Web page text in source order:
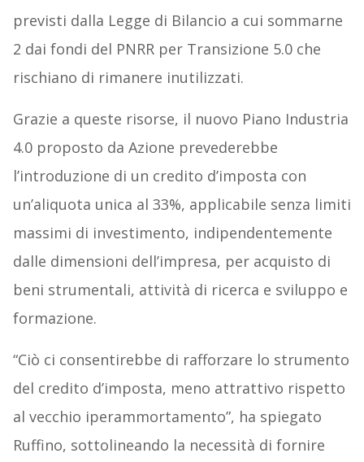
previsti dalla Legge di Bilancio a cui sommarne
2 dai fondi del PNRR per Transizione 5.0 che
rischiano di rimanere inutilizzati.
Grazie a queste risorse, il nuovo Piano Industria
4.0 proposto da Azione prevederebbe
l’introduzione di un credito d’imposta con
un’aliquota unica al 33%, applicabile senza limiti
massimi di investimento, indipendentemente
dalle dimensioni dell’impresa, per acquisto di
beni strumentali, attività di ricerca e sviluppo e
formazione.
“Ciò ci consentirebbe di rafforzare lo strumento
del credito d’imposta, meno attrattivo rispetto
al vecchio iperammortamento”, ha spiegato
Ruffino, sottolineando la necessità di fornire